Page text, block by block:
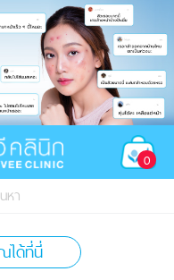
0
หา
ได้ที่นี่